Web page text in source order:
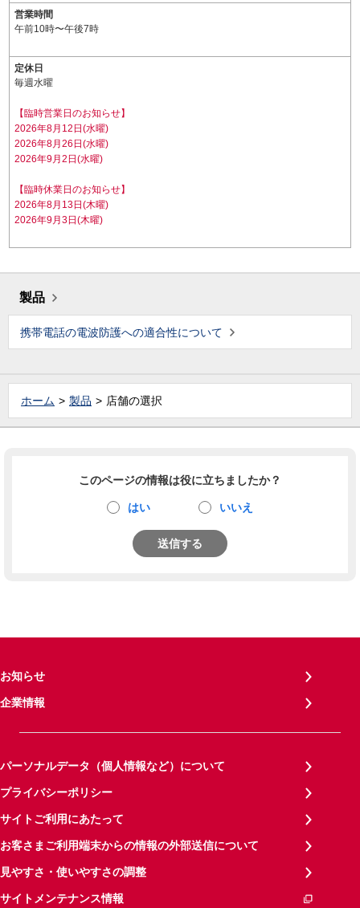
営業時間
午前10時〜午後7時
定休日
毎週水曜
【臨時営業日のお知らせ】
2026年8月12日(水曜)
2026年8月26日(水曜)
2026年9月2日(水曜)
【臨時休業日のお知らせ】
2026年8月13日(木曜)
2026年9月3日(木曜)
製品
携帯電話の電波防護への適合性について
ホーム 製品 店舗の選択
このページの情報は役に立ちましたか？
はい いいえ
送信する
お知らせ
企業情報
パーソナルデータ（個人情報など）について
プライバシーポリシー
サイトご利用にあたって
お客さまご利用端末からの情報の外部送信について
見やすさ・使いやすさの調整
サイトメンテナンス情報